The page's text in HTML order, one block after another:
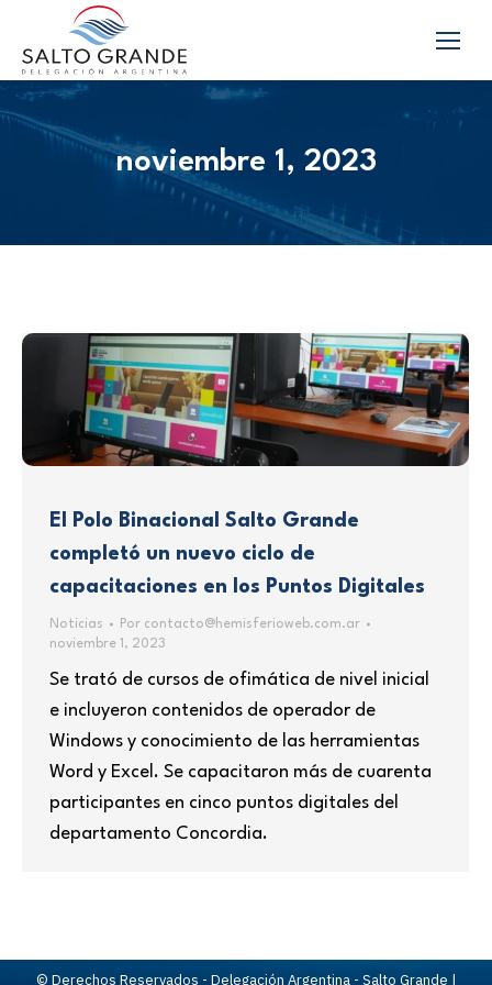
noviembre 1, 2023
El Polo Binacional Salto Grande
completó un nuevo ciclo de
capacitaciones en los Puntos Digitales
Noticias Por contacto@hemisferioweb.com.ar
noviembre 1, 2023
Se trató de cursos de ofimática de nivel inicial
e incluyeron contenidos de operador de
Windows y conocimiento de las herramientas
Word y Excel. Se capacitaron más de cuarenta
participantes en cinco puntos digitales del
departamento Concordia.
© Derechos Reservados - Delegación Argentina - Salto Grande |